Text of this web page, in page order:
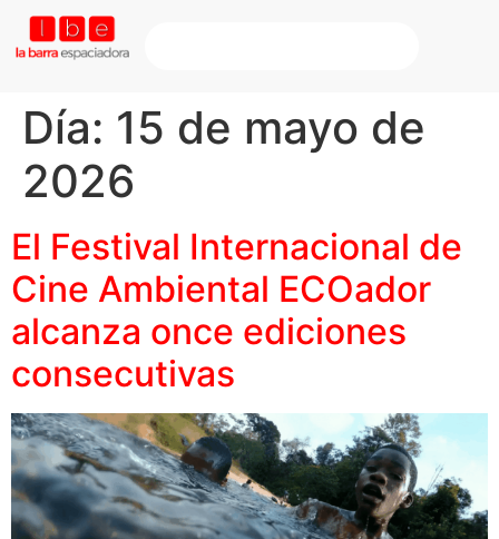
Día: 15 de mayo de
2026
El Festival Internacional de
Cine Ambiental ECOador
alcanza once ediciones
consecutivas